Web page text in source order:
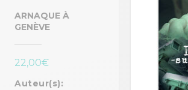
ARNAQUE À
GENÈVE
22,00€
Auteur(s):